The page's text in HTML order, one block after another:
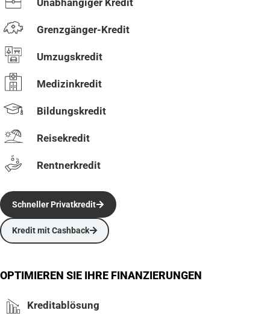
Grenzgänger-Kredit
Umzugskredit
Medizinkredit
Bildungskredit
Reisekredit
Rentnerkredit
Kredit mit Cashback
Schneller Privatkredit
OPTIMIEREN SIE IHRE FINANZIERUNGEN
Kreditablösung